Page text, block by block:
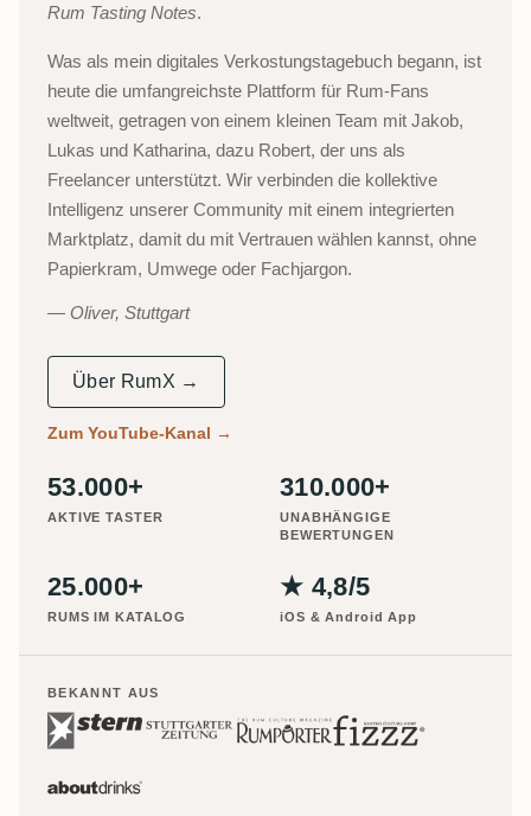
Rum Tasting Notes.
Was als mein digitales Verkostungstagebuch begann, ist
heute die umfangreichste Plattform für Rum-Fans
weltweit, getragen von einem kleinen Team mit Jakob,
Lukas und Katharina, dazu Robert, der uns als
Freelancer unterstützt. Wir verbinden die kollektive
Intelligenz unserer Community mit einem integrierten
Marktplatz, damit du mit Vertrauen wählen kannst, ohne
Papierkram, Umwege oder Fachjargon.
Oliver, Stuttgart
Über RumX →
Zum YouTube-Kanal →
53.000+
AKTIVE TASTER
310.000+
UNABHÄNGIGE
BEWERTUNGEN
25.000+
RUMS IM KATALOG
★ 4,8/5
iOS & Android App
BEKANNT AUS